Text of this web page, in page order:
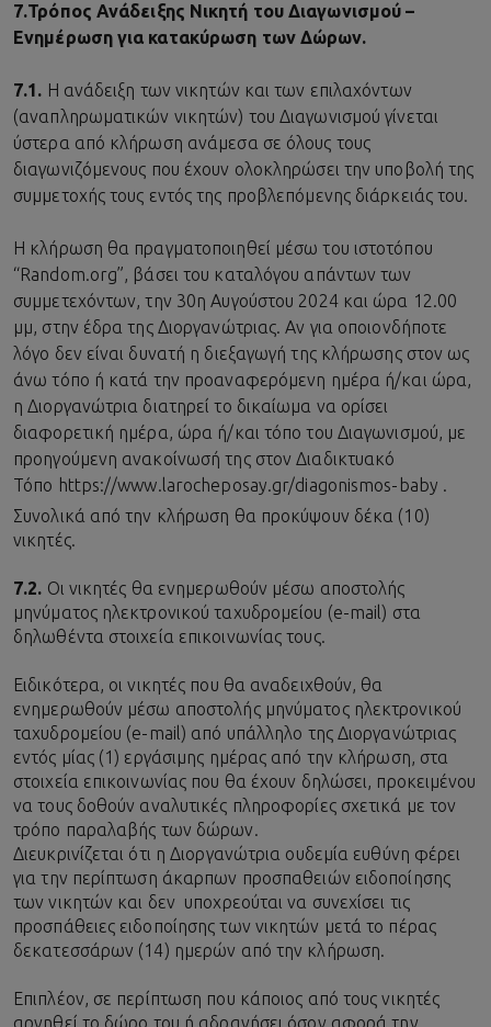
7.Τρόπος Ανάδειξης Νικητή του Διαγωνισμού –
Ενημέρωση για κατακύρωση των Δώρων.
7.1. Η ανάδειξη των νικητών και των επιλαχόντων
(αναπληρωματικών νικητών) του Διαγωνισμού γίνεται
ύστερα από κλήρωση ανάμεσα σε όλους τους
διαγωνιζόμενους που έχουν ολοκληρώσει την υποβολή της
συμμετοχής τους εντός της προβλεπόμενης διάρκειάς του.
Η κλήρωση θα πραγματοποιηθεί μέσω του ιστοτόπου
“Random.org”, βάσει του καταλόγου απάντων των
συμμετεχόντων, την 30η Αυγούστου 2024 και ώρα 12.00
μμ, στην έδρα της Διοργανώτριας. Αν για οποιονδήποτε
λόγο δεν είναι δυνατή η διεξαγωγή της κλήρωσης στον ως
άνω τόπο ή κατά την προαναφερόμενη ημέρα ή/και ώρα,
η Διοργανώτρια διατηρεί το δικαίωμα να ορίσει
διαφορετική ημέρα, ώρα ή/και τόπο του Διαγωνισμού, με
προηγούμενη ανακοίνωσή της στον Διαδικτυακό
Τόπο https://www.larocheposay.gr/diagonismos-baby .
Συνολικά από την κλήρωση θα προκύψουν δέκα (10)
νικητές.
7.2. Οι νικητές θα ενημερωθούν μέσω αποστολής
μηνύματος ηλεκτρονικού ταχυδρομείου (e-mail) στα
δηλωθέντα στοιχεία επικοινωνίας τους.
Ειδικότερα, οι νικητές που θα αναδειχθούν, θα
ενημερωθούν μέσω αποστολής μηνύματος ηλεκτρονικού
ταχυδρομείου (e-mail) από υπάλληλο της Διοργανώτριας
εντός μίας (1) εργάσιμης ημέρας από την κλήρωση, στα
στοιχεία επικοινωνίας που θα έχουν δηλώσει, προκειμένου
να τους δοθούν αναλυτικές πληροφορίες σχετικά με τον
τρόπο παραλαβής των δώρων.
Διευκρινίζεται ότι η Διοργανώτρια ουδεμία ευθύνη φέρει
για την περίπτωση άκαρπων προσπαθειών ειδοποίησης
των νικητών και δεν υποχρεούται να συνεχίσει τις
προσπάθειες ειδοποίησης των νικητών μετά το πέρας
δεκατεσσάρων (14) ημερών από την κλήρωση.
Επιπλέον, σε περίπτωση που κάποιος από τους νικητές
αρνηθεί το δώρο του ή αδρανήσει όσον αφορά την